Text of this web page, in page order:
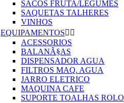
SACOS FRUTA/LEGUMES
SAQUETAS TALHERES
VINHOS
EQUIPAMENTOS 
ACESSORIOS
BALANÃ§AS
DISPENSADOR AGUA
FILTROS MAQ. AGUA
JARRO ELETRICO
MAQUINA CAFE
SUPORTE TOALHAS ROLO